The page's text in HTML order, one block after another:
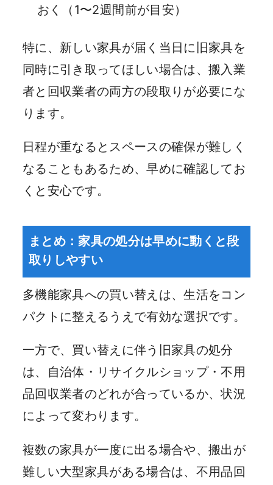
おく（1〜2週間前が目安）
特に、新しい家具が届く当日に旧家具を
同時に引き取ってほしい場合は、搬入業
者と回収業者の両方の段取りが必要にな
ります。
日程が重なるとスペースの確保が難しく
なることもあるため、早めに確認してお
くと安心です。
まとめ：家具の処分は早めに動くと段
取りしやすい
多機能家具への買い替えは、生活をコン
パクトに整えるうえで有効な選択です。
一方で、買い替えに伴う旧家具の処分
は、自治体・リサイクルショップ・不用
品回収業者のどれが合っているか、状況
によって変わります。
複数の家具が一度に出る場合や、搬出が
難しい大型家具がある場合は、不用品回